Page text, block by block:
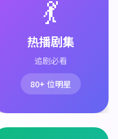
💃
热播剧集
追剧必看
80+ 位明星